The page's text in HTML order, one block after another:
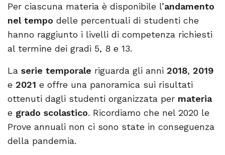
Per ciascuna materia è disponibile l’andamento
nel tempo delle percentuali di studenti che
hanno raggiunto i livelli di competenza richiesti
al termine dei gradi 5, 8 e 13.
La serie temporale riguarda gli anni 2018, 2019
e 2021 e offre una panoramica sui risultati
ottenuti dagli studenti organizzata per materia
e grado scolastico. Ricordiamo che nel 2020 le
Prove annuali non ci sono state in conseguenza
della pandemia.